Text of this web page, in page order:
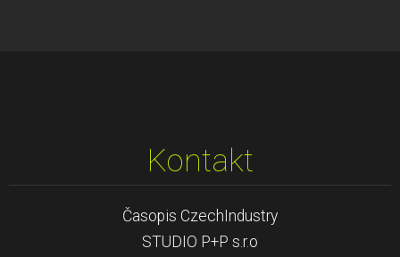
Kontakt
Časopis CzechIndustry
STUDIO P+P s.r.o